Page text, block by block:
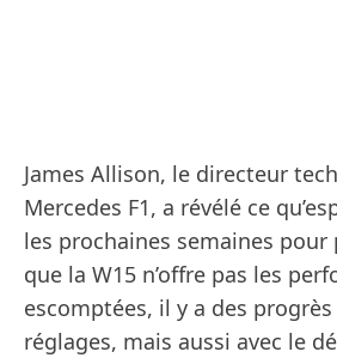
James Allison, le directeur
Mercedes F1, a révélé ce
les prochaines semaines pour
que la W15 n’offre pas les
escomptées, il y a des
réglages, mais aussi avec le